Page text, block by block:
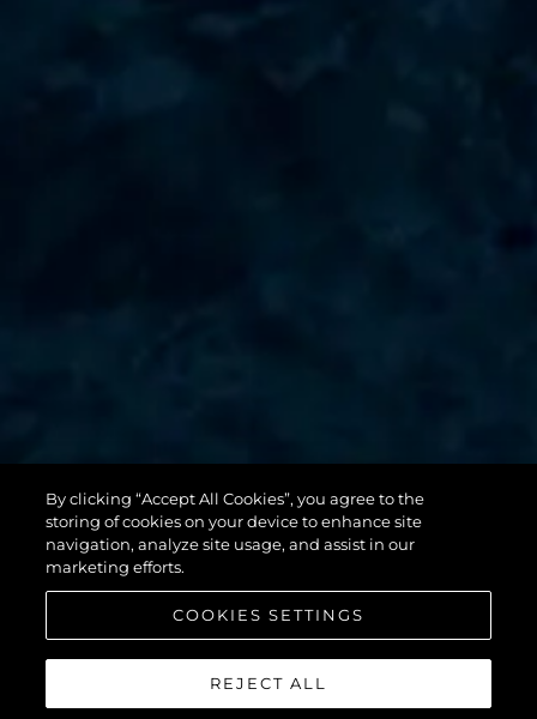
131 YACHT
By clicking “Accept All Cookies”, you agree to the
storing of cookies on your device to enhance site
navigation, analyze site usage, and assist in our
marketing efforts.
COOKIES SETTINGS
REJECT ALL